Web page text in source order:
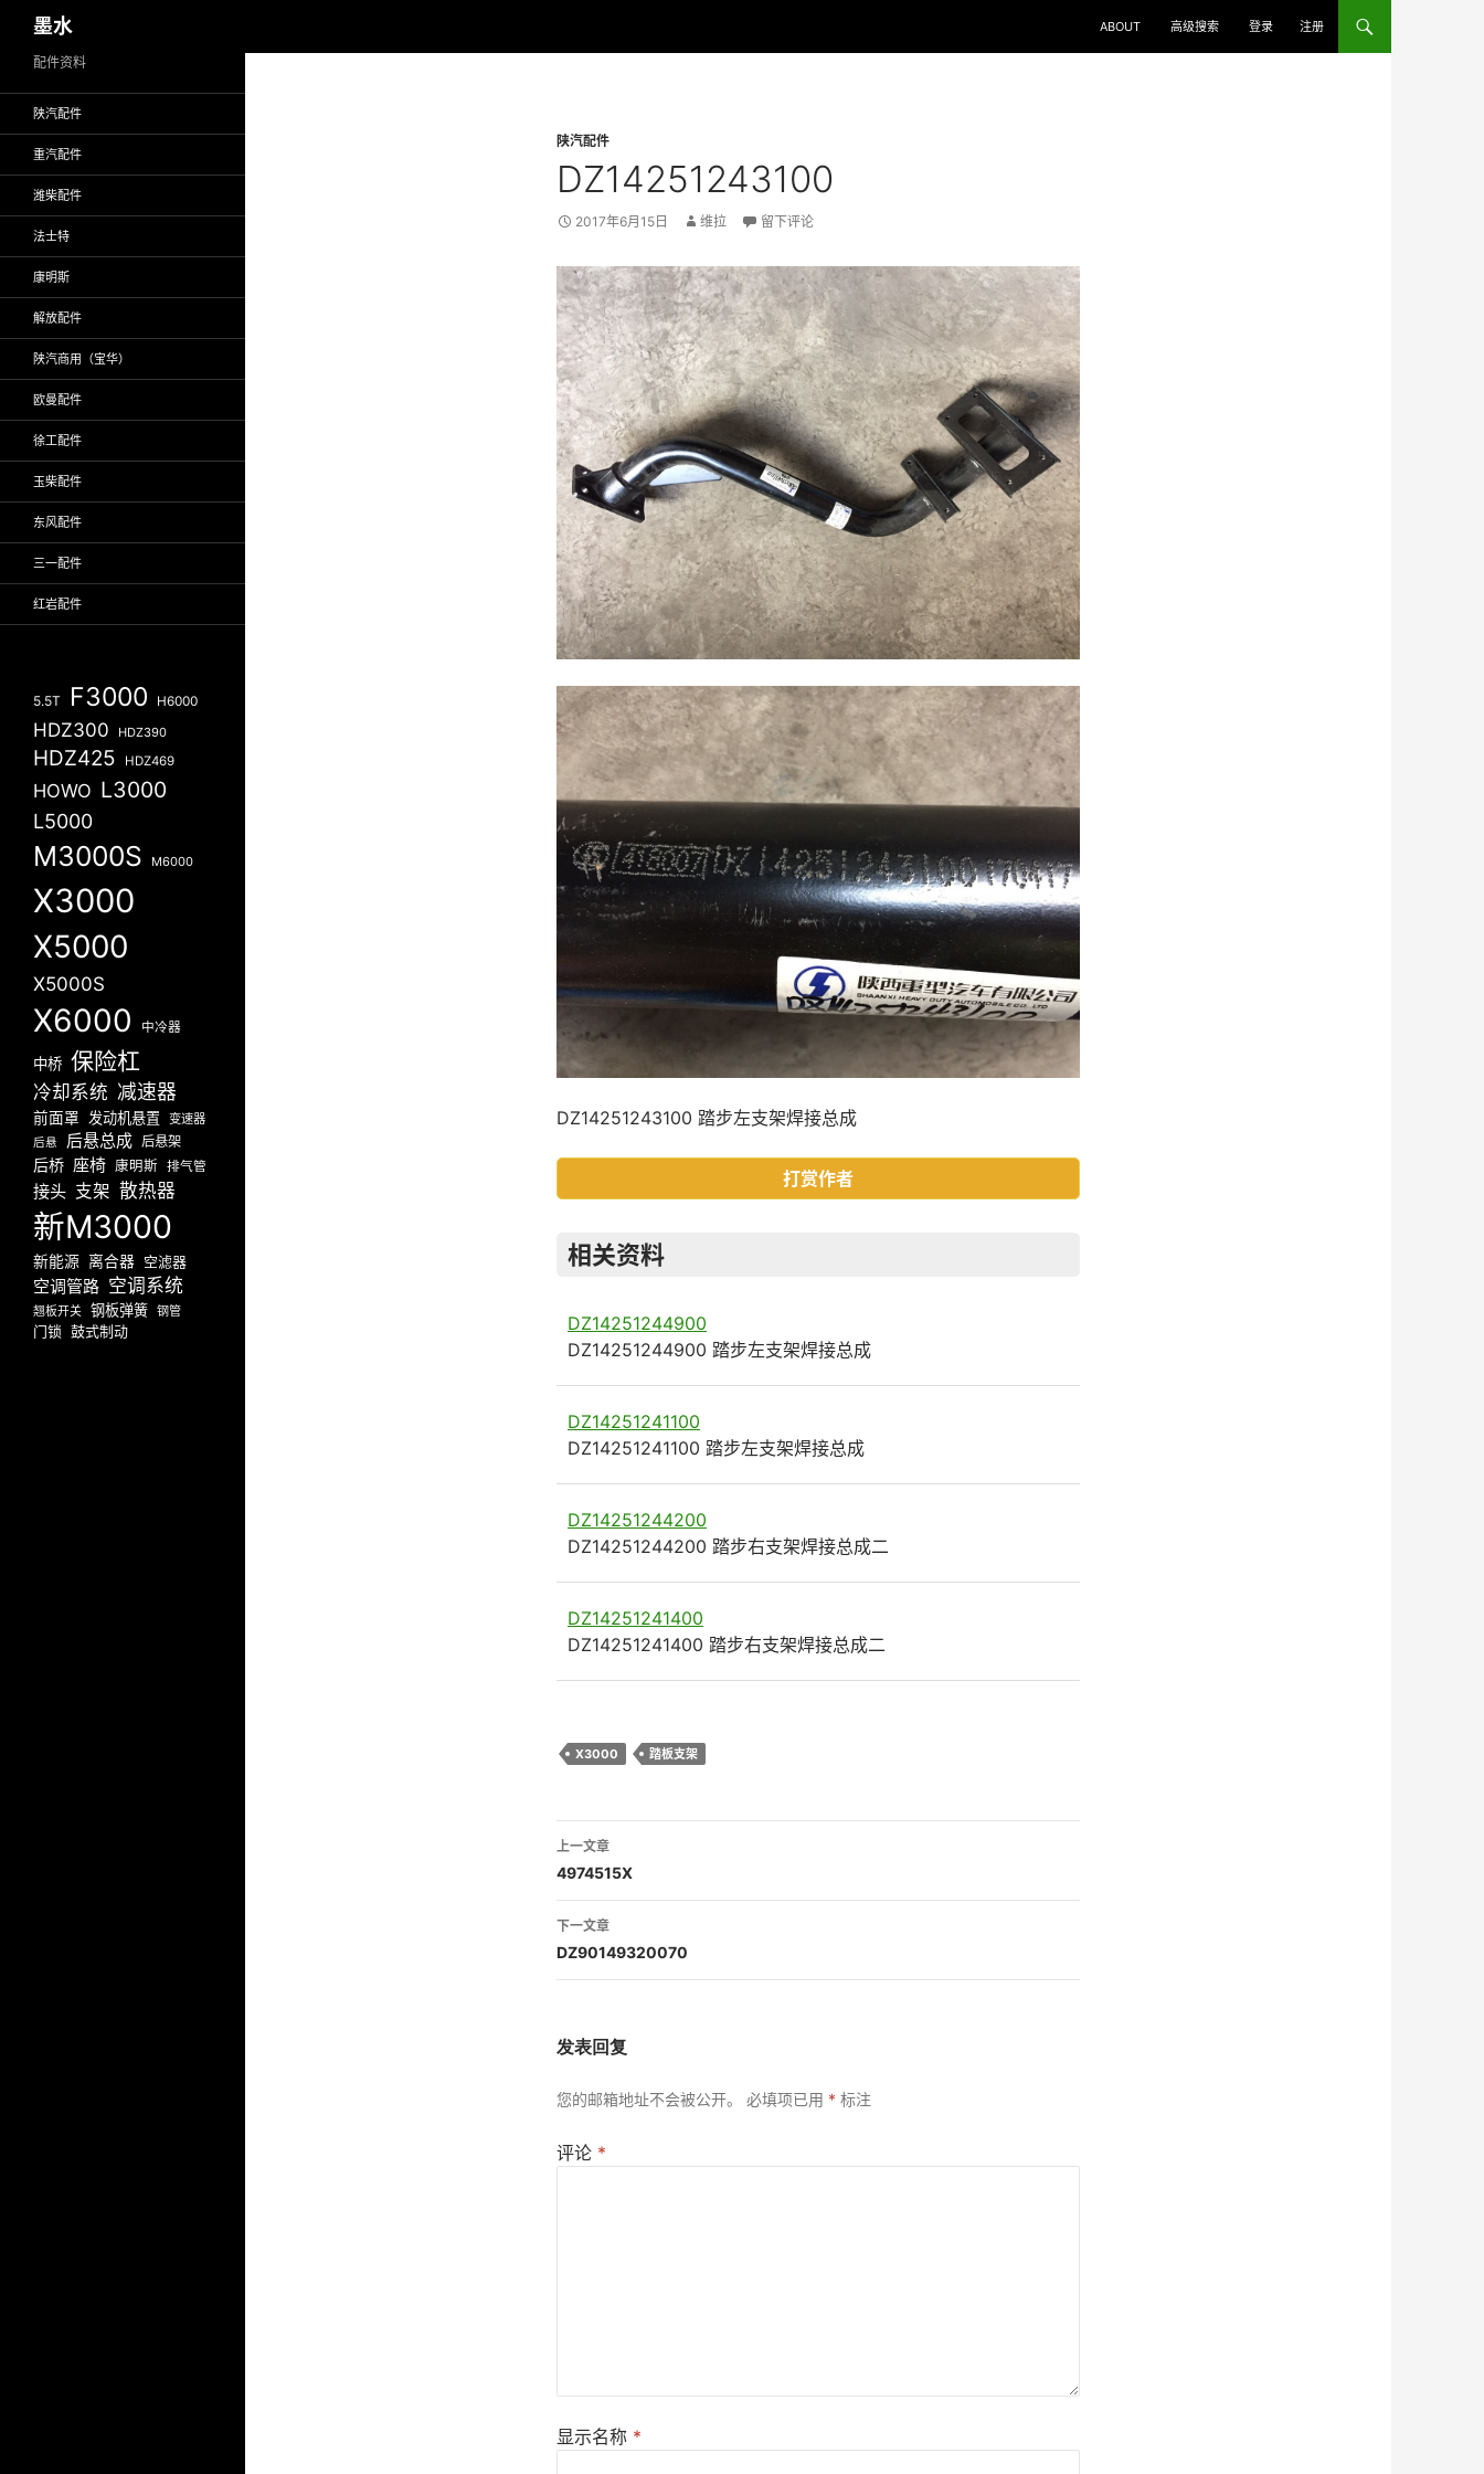
至
墨水 ABOUT 高级搜索 登录 注册
陕汽配件
DZ14251243100
2017年6月15日 维拉 留下评论
DZ14251243100 踏步左支架焊接总成
打赏作者
相关资料
DZ14251244900
DZ14251244900 踏步左支架焊接总成
DZ14251241100
DZ14251241100 踏步左支架焊接总成
DZ14251244200
DZ14251244200 踏步右支架焊接总成二
DZ14251241400
DZ14251241400 踏步右支架焊接总成二
X3000 踏板支架
文
章
导
航
上一文章
4974515X
下一文章
DZ90149320070
发表回复
您的邮箱地址不会被公开。 必填项已用 * 标注
评论 *
显示名称 *
配件资料
陕汽配件
重汽配件
潍柴配件
法士特
康明斯
解放配件
陕汽商用（宝华）
欧曼配件
徐工配件
玉柴配件
东风配件
三一配件
红岩配件
5.5T F3000 H6000
HDZ300 HDZ390
HDZ425 HDZ469
HOWO L3000
L5000
M3000S M6000
X3000
X5000
X5000S
X6000 中冷器
中桥 保险杠
冷却系统 减速器
前面罩 发动机悬置 变速器
后悬 后悬总成 后悬架
后桥 座椅 康明斯 排气管
接头 支架 散热器
新M3000
新能源 离合器 空滤器
空调管路 空调系统
翘板开关 钢板弹簧 钢管
门锁 鼓式制动